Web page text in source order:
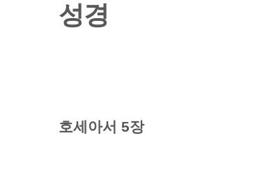
성경
호세아서 5장